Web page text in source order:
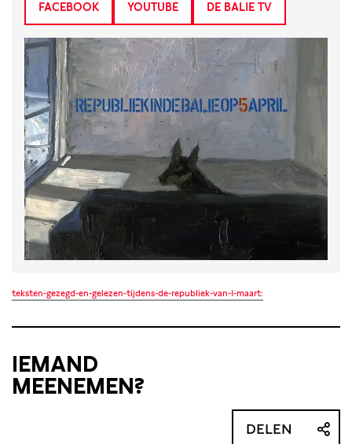
FACEBOOK YOUTUBE DE BALIE TV
teksten-gezegd-en-gelezen-tijdens-de-republiek-van-1-maart:
IEMAND
MEENEMEN?
DELEN